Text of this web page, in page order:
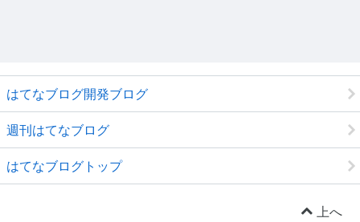
はてなブログ開発ブログ
週刊はてなブログ
はてなブログトップ
上へ